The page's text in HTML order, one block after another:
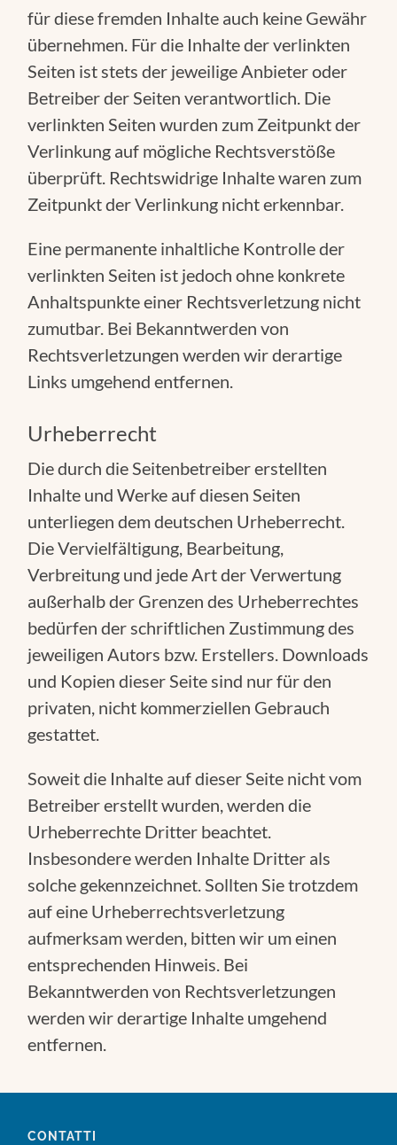
für diese fremden Inhalte auch keine Gewähr
übernehmen. Für die Inhalte der verlinkten
Seiten ist stets der jeweilige Anbieter oder
Betreiber der Seiten verantwortlich. Die
verlinkten Seiten wurden zum Zeitpunkt der
Verlinkung auf mögliche Rechtsverstöße
überprüft. Rechtswidrige Inhalte waren zum
Zeitpunkt der Verlinkung nicht erkennbar.
Eine permanente inhaltliche Kontrolle der
verlinkten Seiten ist jedoch ohne konkrete
Anhaltspunkte einer Rechtsverletzung nicht
zumutbar. Bei Bekanntwerden von
Rechtsverletzungen werden wir derartige
Links umgehend entfernen.
Urheberrecht
Die durch die Seitenbetreiber erstellten
Inhalte und Werke auf diesen Seiten
unterliegen dem deutschen Urheberrecht.
Die Vervielfältigung, Bearbeitung,
Verbreitung und jede Art der Verwertung
außerhalb der Grenzen des Urheberrechtes
bedürfen der schriftlichen Zustimmung des
jeweiligen Autors bzw. Erstellers. Downloads
und Kopien dieser Seite sind nur für den
privaten, nicht kommerziellen Gebrauch
gestattet.
Soweit die Inhalte auf dieser Seite nicht vom
Betreiber erstellt wurden, werden die
Urheberrechte Dritter beachtet.
Insbesondere werden Inhalte Dritter als
solche gekennzeichnet. Sollten Sie trotzdem
auf eine Urheberrechtsverletzung
aufmerksam werden, bitten wir um einen
entsprechenden Hinweis. Bei
Bekanntwerden von Rechtsverletzungen
werden wir derartige Inhalte umgehend
entfernen.
CONTATTI